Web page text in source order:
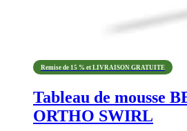
Remise de 15 % et LIVRAISON GRATUITE
Tableau de mousse
ORTHO SWIRL